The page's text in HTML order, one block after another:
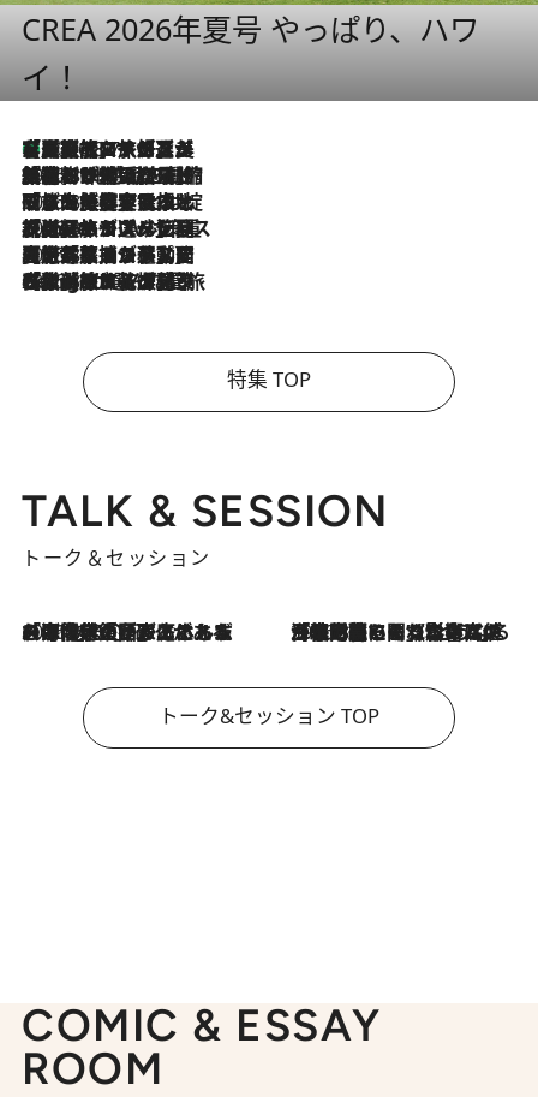
CREA 2026年夏号 やっぱり、ハワ
イ！
2026.8.7
【厳選旅コスメ】「多機能アイテムがメイン！」旅好き美容エディターが選んだ夏旅ベストコスメを発表【Mサイズジップ】
2026.8.6
「荷物が増えるほど旅ストレスは増す」美容ジャーナリストがたどり着いた最終結論。“化粧品を劇的に減らす”感動の凝縮美容とは
2026.8.6
「旅先には金髪ウィッグを持参」日本と同じメイクでは損してる!? 美容ジャーナリストが提案する“掟破りの旅美容”とは
2026.8.6
【厳選旅コスメ】「身軽さ＆UV対策重視！」ヘアアーティストshucoが選んだ夏旅ベストコスメを発表【Mサイズジップ】
2026.8.5
【厳選旅コスメ】国内をあちこち移動する河井菜摘が選んだ夏旅ベストコスメ発表！「リラックスアイテムはマスト」【Mサイズジップ】
2026.8.4
【厳選旅コスメ】「紫外線＆乾燥対策しながらメイク感も！」ヘア＆メイクGeorgeが選んだ夏旅ベストコスメを発表！【Mサイズジップ】
特集 TOP
TALK & SESSION
トーク＆セッション
2026.8.3
「今後値上げがあるとすれば…」「リスクがあるのは今年の冬」エネルギー専門家が語る、ホルムズ海峡封鎖が家庭にもたらす“ある心配” 2026.8.3
「住宅建てられない…」「サーチャージ料の高値が続いている」ホルムズ海峡封鎖による影響はいつまで続く？《エネルギー専門家に聞く“どうなる日本の暮らし”》
トーク&セッション TOP
COMIC & ESSAY
ROOM